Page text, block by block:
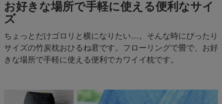
お好きな場所で手軽に使える便利なサイ
ズ
ちょっとだけゴロリと横になりたい…。そんな時にぴったり
サイズの竹炭枕おひるね君です。フローリングで畳で、お好
きな場所で手軽に使える便利でカワイイ枕です。